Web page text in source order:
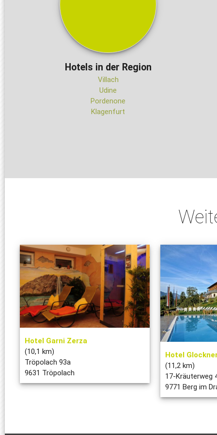
Hotels in der Region
Villach
Udine
Pordenone
Klagenfurt
Hotel Garni Zerza
(10,1 km)
Tröpolach 93a
9631 Tröpolach
Hotel
(11,2 km)
17-Kräuterweg
9771 Berg im